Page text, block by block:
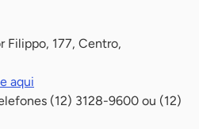
Filippo, 177, Centro,
aqui
(12) 3128-9600 ou (12)